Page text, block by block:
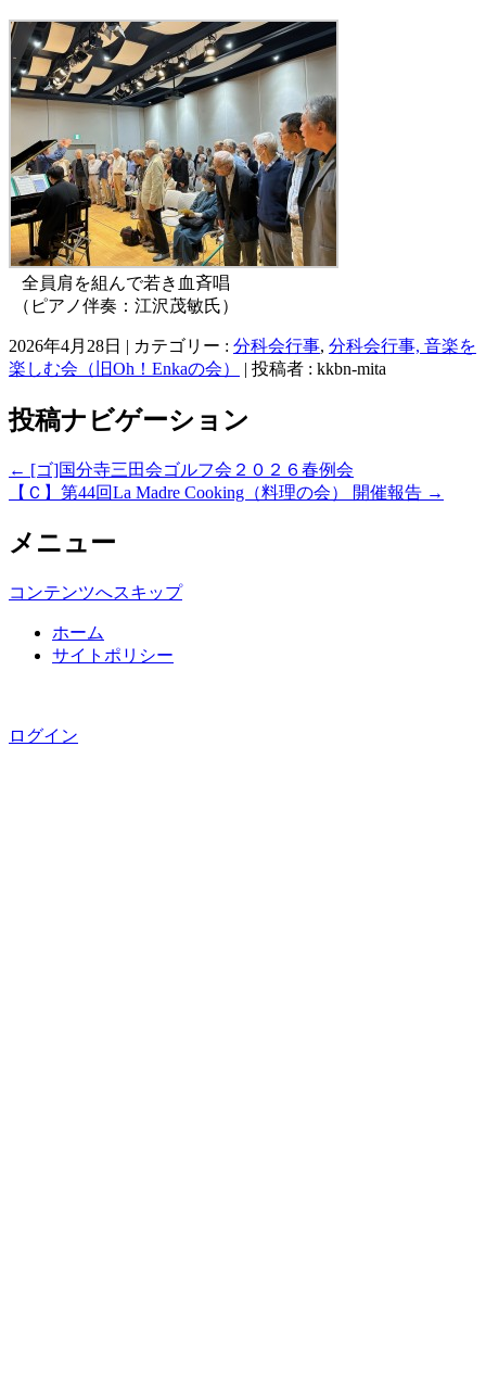
全員肩を組んで若き血斉唱
（ピアノ伴奏：江沢茂敏氏）
2026年4月28日 | カテゴリー : 分科会行事, 分科会行事, 音楽を
楽しむ会（旧Oh！Enkaの会）
| 投稿者 : kkbn-mita
投稿ナビゲーション
← [ゴ]国分寺三田会ゴルフ会２０２６春例会
【Ｃ】第44回La Madre Cooking（料理の会） 開催報告 →
メニュー
コンテンツへスキップ
ホーム
サイトポリシー
ログイン